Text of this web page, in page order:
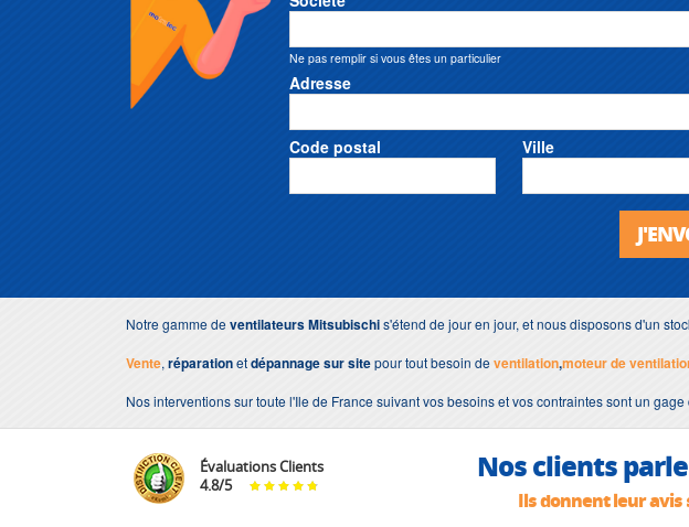
Ne pas remplir si vous êtes un particulier
Adresse
Code postal Ville
Notre gamme deventilateursMitsubischis'étend de jour en jour, et nous disposons d'un
Vente, réparationetdépannage sur sitepour tout besoin deventilation,moteur de
Nos interventions sur toute l'Ile de France suivant vos besoins et vos contraintes sont un
Évaluations Clients
4.8/5 Nos clients
Ils donnent leur